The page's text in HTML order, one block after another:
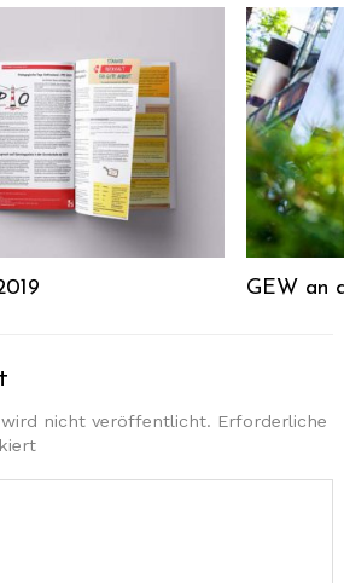
GEW an
wird nicht veröffentlicht. Erforderliche